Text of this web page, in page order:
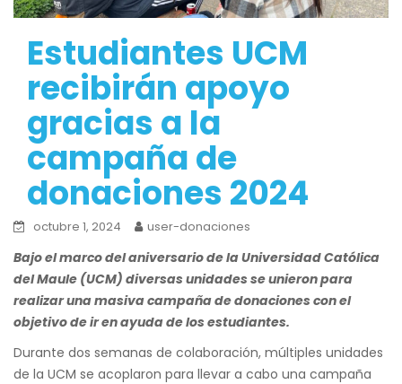
Estudiantes UCM
recibirán apoyo
gracias a la
campaña de
donaciones 2024
octubre 1, 2024 user-donaciones
Bajo el marco del aniversario de la Universidad Católica
del Maule (UCM) diversas unidades se unieron para
realizar una masiva campaña de donaciones con el
objetivo de ir en ayuda de los estudiantes.
Durante dos semanas de colaboración, múltiples unidades
de la UCM se acoplaron para llevar a cabo una campaña